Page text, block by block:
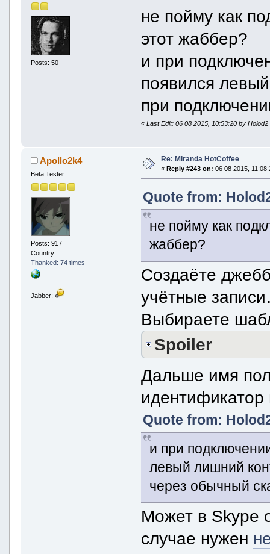
Posts: 50
не пойму как
этот жаббер?
и при
появился
при
«Last Edit: 06 08 2015, 10:53:20 by Holod2
Apollo2k4
Beta Tester
Posts: 917
Country:
Thanked: 74 times
Jabber:
Re: Miranda HotCoffee
« Reply #243 on: 06 08 2015,
Quote from:
не пойму как
жаббер?
Создаёте
учётные
Выбираете
Spoiler
Дальше имя
Quote from:
и при
левый лишний
через обычный
Может в Skype
случае нужен